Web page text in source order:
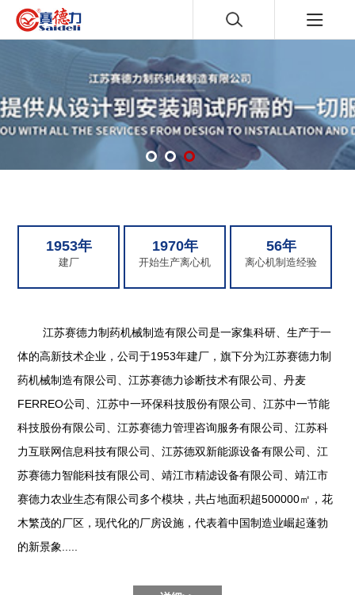
1953年
建厂
1970年
开始生产离心机
56年
离心机制造经验
江苏赛德力制药机械制造有限公司是一家集科研、生产于一
体的高新技术企业，公司于1953年建厂，旗下分为江苏赛德力制
药机械制造有限公司、江苏赛德力诊断技术有限公司、丹麦
FERREO公司、江苏中一环保科技股份有限公司、江苏中一节能
科技股份有限公司、江苏赛德力管理咨询服务有限公司、江苏科
力互联网信息科技有限公司、江苏德双新能源设备有限公司、江
苏赛德力智能科技有限公司、靖江市精滤设备有限公司、靖江市
赛德力农业生态有限公司多个模块，共占地面积超500000㎡，花
木繁茂的厂区，现代化的厂房设施，代表着中国制造业崛起蓬勃
的新景象.....